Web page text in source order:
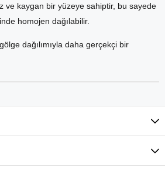
ve kaygan bir yüzeye sahiptir, bu sayede
homojen dağılabilir.
dağılımıyla daha gerçekçi bir